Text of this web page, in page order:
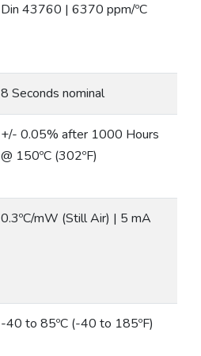
Din 43760 | 6370 ppm/ºC
8 Seconds nominal
+/- 0.05% after 1000 Hours
@ 150ºC (302ºF)
0.3ºC/mW (Still Air) | 5 mA
-40 to 85ºC (-40 to 185ºF)